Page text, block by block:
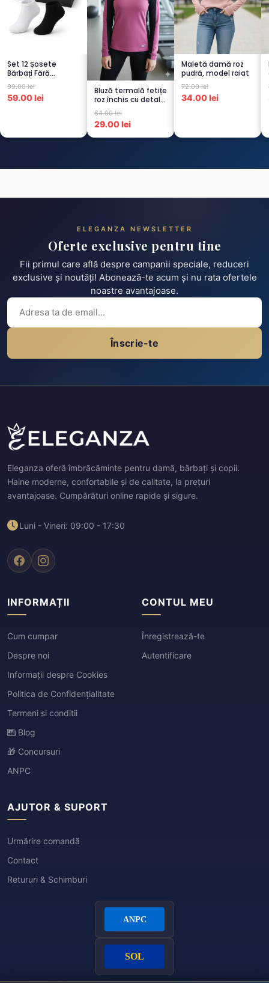
Set 12 Șosete
Bărbați Fără
Cusături – 6 Albe +
6 Negre...
99.00 lei
59.00 lei
Bluză termală fetițe
roz închis cu detalii
negre, cu pu...
64.00 lei
29.00 lei
Maletă damă roz
pudră, model raiat
72.00 lei
34.00 lei
ELEGANZA NEWSLETTER
Oferte exclusive pentru tine
Fii primul care află despre campanii speciale, reduceri
exclusive și noutăți! Abonează-te acum și nu rata ofertele
noastre avantajoase.
Înscrie-te
Eleganza oferă îmbrăcăminte pentru damă, bărbați și copii.
Haine moderne, confortabile și de calitate, la prețuri
avantajoase. Cumpărături online rapide și sigure.
Luni - Vineri: 09:00 - 17:30
INFORMAȚII
Cum cumpar
Despre noi
Informații despre Cookies
Politica de Confidențialitate
Termeni si conditii
Blog
🎁 Concursuri
ANPC
CONTUL MEU
Înregistrează-te
Autentificare
AJUTOR & SUPORT
Urmărire comandă
Contact
Retururi & Schimburi